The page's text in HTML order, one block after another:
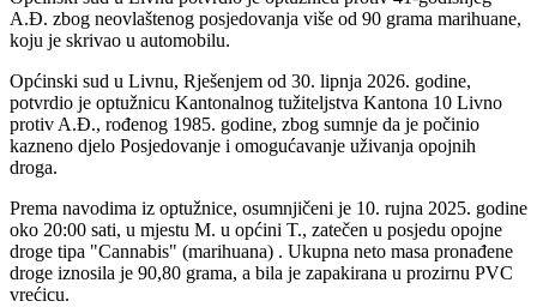
A.Đ. zbog neovlaštenog posjedovanja više od 90 grama marihuane,
koju je skrivao u automobilu.
Općinski sud u Livnu, Rješenjem od 30. lipnja 2026. godine,
potvrdio je optužnicu Kantonalnog tužiteljstva Kantona 10 Livno
protiv A.Đ., rođenog 1985. godine, zbog sumnje da je počinio
kazneno djelo Posjedovanje i omogućavanje uživanja opojnih
droga.
Prema navodima iz optužnice, osumnjičeni je 10. rujna 2025. godine
oko 20:00 sati, u mjestu M. u općini T., zatečen u posjedu opojne
droge tipa "Cannabis" (marihuana) . Ukupna neto masa pronađene
droge iznosila je 90,80 grama, a bila je zapakirana u prozirnu PVC
vrećicu.